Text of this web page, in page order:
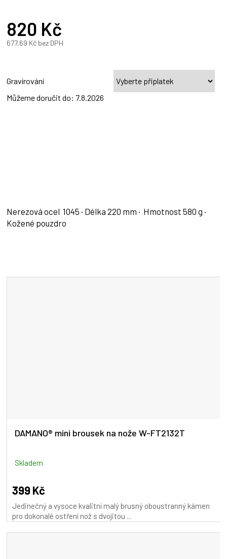
820 Kč
677,69 Kč bez DPH
Gravírování
Můžeme doručit do: 7.8.2026
Nerezová ocel 1045 · Délka 220 mm · Hmotnost 580 g ·
Kožené pouzdro
DAMANO® mini brousek na nože W-FT2132T
Skladem
399 Kč
Jedinečný a vysoce kvalitní malý brusný oboustranný kámen
pro dokonalé ostření nož s dvojitou ...